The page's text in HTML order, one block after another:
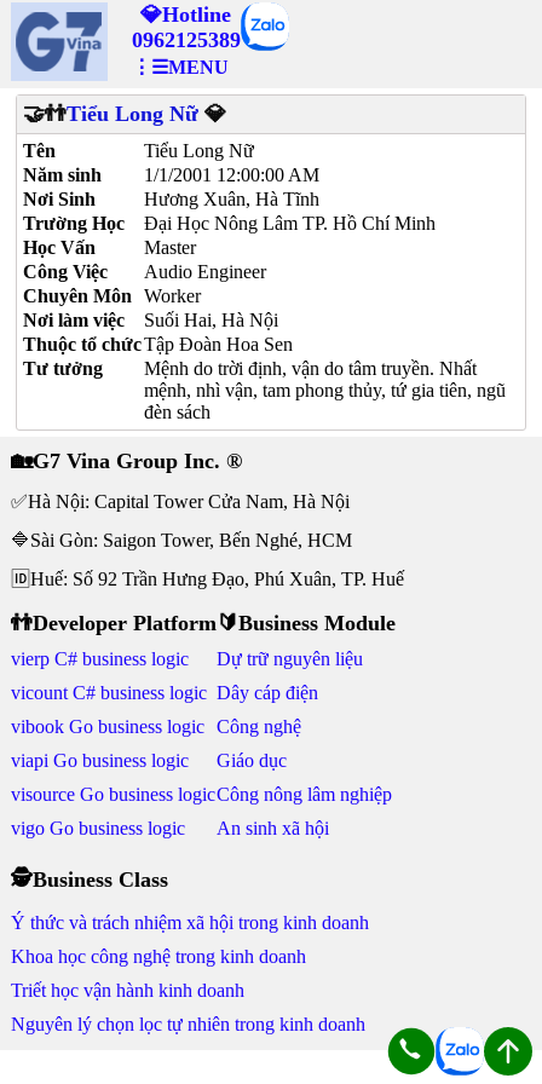
💎Hotline
0962125389
⋮☰MENU
🤝👬Tiểu Long Nữ 💎
Tên
Tiểu Long Nữ
Năm sinh
1/1/2001 12:00:00 AM
Nơi Sinh
Hương Xuân, Hà Tĩnh
Trường Học
Đại Học Nông Lâm TP. Hồ Chí Minh
Học Vấn
Master
Công Việc
Audio Engineer
Chuyên Môn
Worker
Nơi làm việc
Suối Hai, Hà Nội
Thuộc tổ chứcTập Đoàn Hoa Sen
Tư tưởng
Mệnh do trời định, vận do tâm truyền. Nhất
mệnh, nhì vận, tam phong thủy, tứ gia tiên, ngũ
đèn sách
🏡G7 Vina Group Inc. ®
✅Hà Nội: Capital Tower Cửa Nam, Hà Nội
🔷Sài Gòn: Saigon Tower, Bến Nghé, HCM
🆔Huế: Số 92 Trần Hưng Đạo, Phú Xuân, TP. Huế
👬Developer Platform
vierp C# business logic
vicount C# business logic
vibook Go business logic
viapi Go business logic
visource Go business logic
vigo Go business logic
🔰Business Module
Dự trữ nguyên liệu
Dây cáp điện
Công nghệ
Giáo dục
Công nông lâm nghiệp
An sinh xã hội
🕵Business Class
Ý thức và trách nhiệm xã hội trong kinh doanh
Khoa học công nghệ trong kinh doanh
Triết học vận hành kinh doanh
Nguyên lý chọn lọc tự nhiên trong kinh doanh